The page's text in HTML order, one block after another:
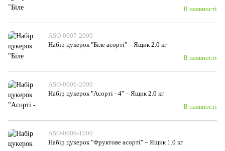
В наявності
ASO-0007-2000
Набiр цукерок "Біле асорті" – Ящик 2.0 кг
В наявності
ASO-0006-2000
Набiр цукерок "Асорті - 4" – Ящик 2.0 кг
В наявності
ASO-0009-1000
Набiр цукерок "Фруктове асорті" – Ящик 1.0 кг